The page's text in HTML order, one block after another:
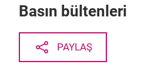
Basın bültenleri
PAYLAŞ